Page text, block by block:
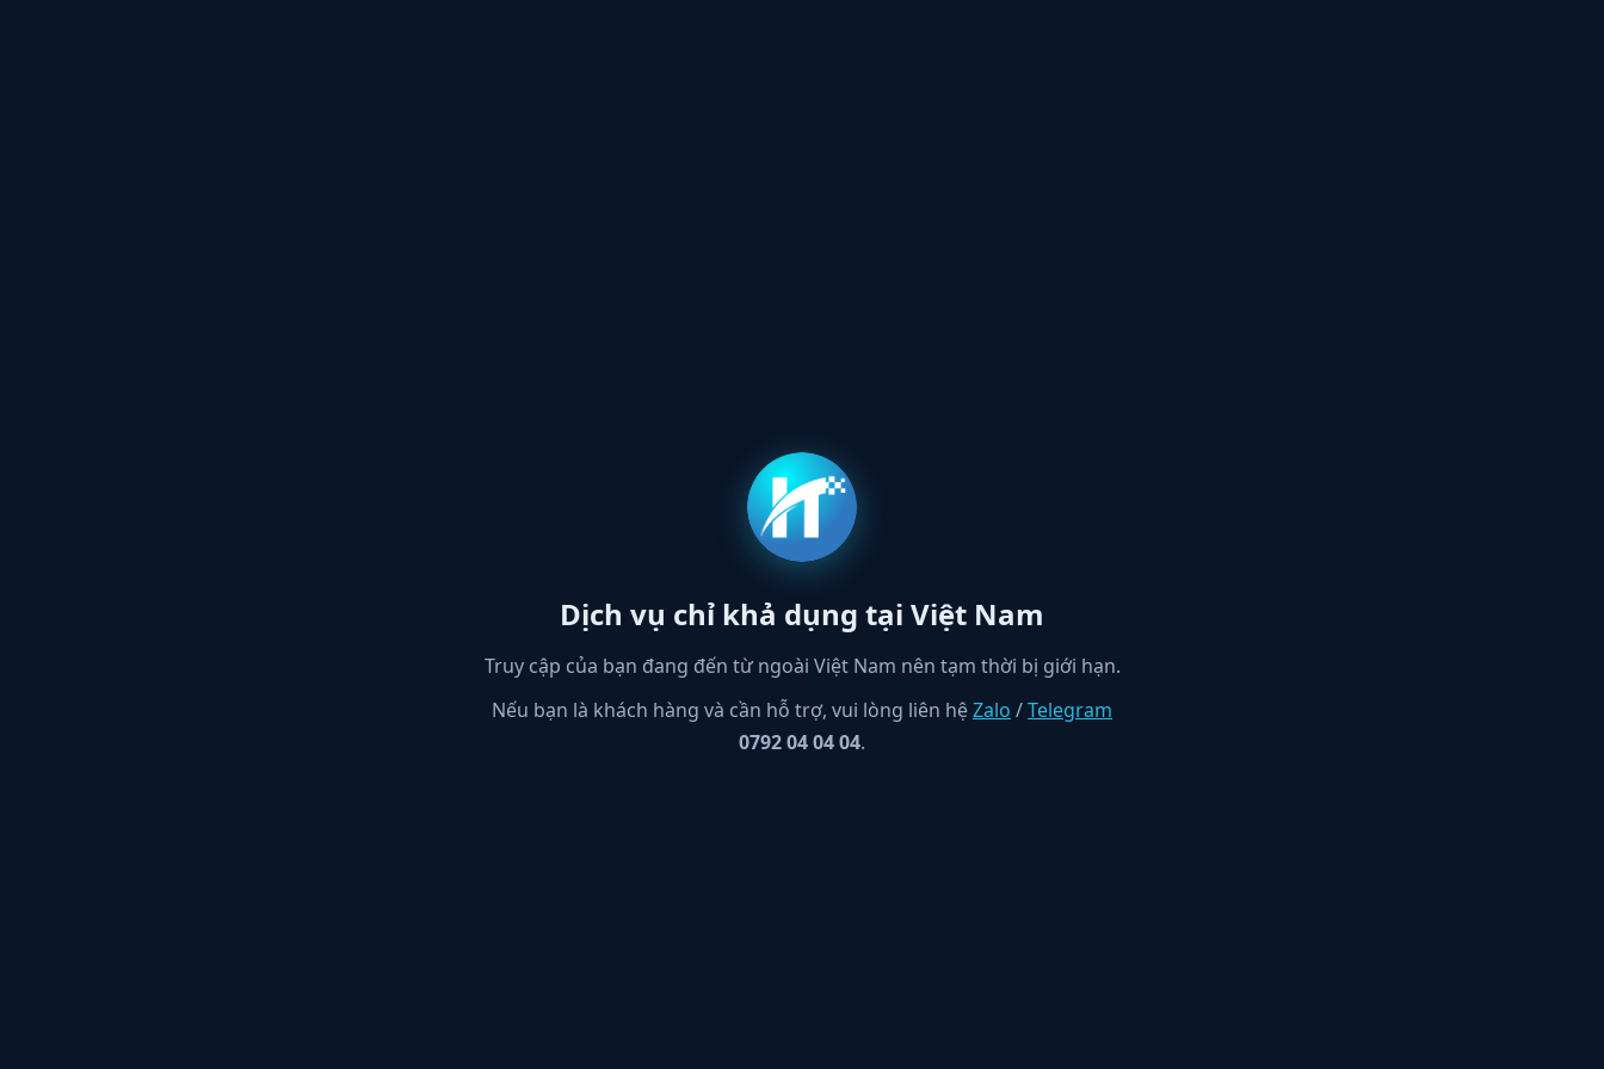
Dịch vụ chỉ khả dụng tại Việt Nam
Truy cập của bạn đang đến từ ngoài Việt Nam nên tạm thời bị giới hạn.
Nếu bạn là khách hàng và cần hỗ trợ, vui lòng liên hệZalo /Telegram
0792 04 04 04.